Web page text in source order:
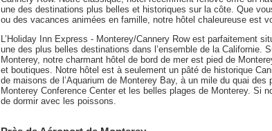
une des destinations plus belles et historiques sur la côte. Que
ou des vacances animées en famille, notre hôtel chaleureuse est
L’Holiday Inn Express - Monterey/Cannery Row est parfaitement
une des plus belles destinations dans l’ensemble de la Californie.
Monterey, notre charmant hôtel de bord de mer est pied de
et boutiques. Notre hôtel est à seulement un pâté de historique
de maisons de l’Aquarium de Monterey Bay, à un mile du quai des
Monterey Conference Center et les belles plages de Monterey. Si
de dormir avec les poissons.